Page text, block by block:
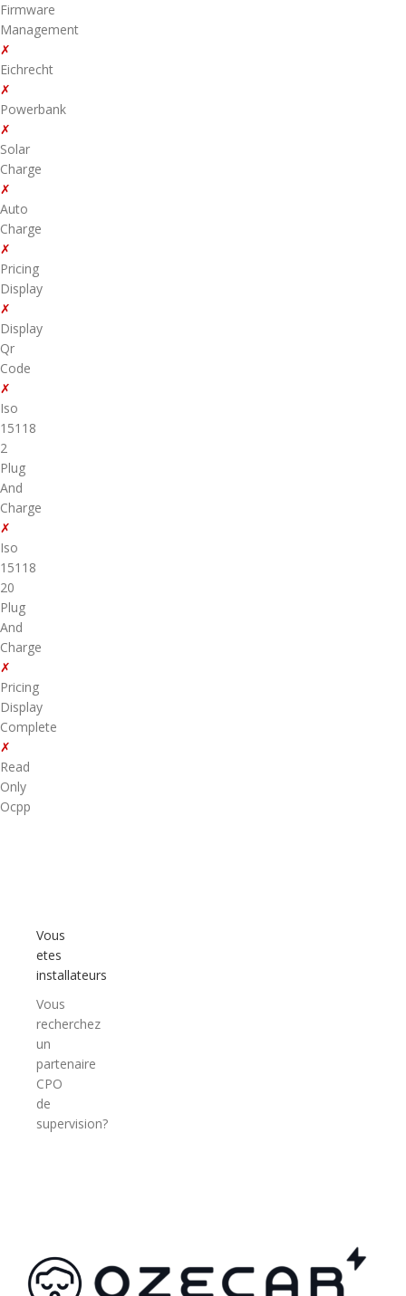
Firmware
Management
✗
Eichrecht
✗
Powerbank
✗
Solar
Charge
✗
Auto
Charge
✗
Pricing
Display
✗
Display
Qr
Code
✗
Iso
15118
2
Plug
And
Charge
✗
Iso
15118
20
Plug
And
Charge
✗
Pricing
Display
Complete
✗
Read
Only
Ocpp
Vous
etes
installateurs
Vous
recherchez
un
partenaire
CPO
de
supervision?